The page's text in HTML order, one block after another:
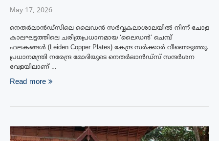
May 17, 2026
നെതർലാൻഡ്‌സിലെ ലൈഡൻ സർവ്വകലാശാലയിൽ നിന്ന് ചോള
കാലഘട്ടത്തിലെ ചരിത്രപ്രധാനമായ ‘ലൈഡൻ’ ചെമ്പ്
ഫലകങ്ങൾ (Leiden Copper Plates) കേന്ദ്ര സർക്കാർ വീണ്ടെടുത്തു.
പ്രധാനമന്ത്രി നരേന്ദ്ര മോദിയുടെ നെതർലാൻഡ്‌സ് സന്ദർശന
വേളയിലാണ് …
Read more